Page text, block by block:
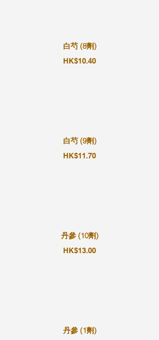
白芍 (8劑)
HK$10.40
白芍 (9劑)
HK$11.70
丹參 (10劑)
HK$13.00
丹參 (1劑)